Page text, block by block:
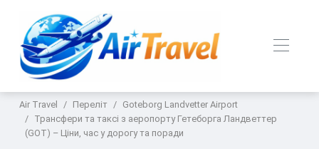
Air Travel Переліт
Goteborg Landvetter Airport
Трансфери та таксі з аеропорту Гетеборга Ландветтер
(GOT) – Ціни, час у дорогу та поради